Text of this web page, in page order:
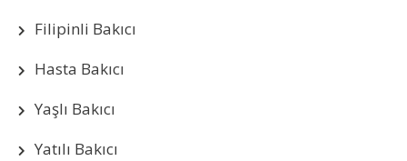
Filipinli Bakıcı
Hasta Bakıcı
Yaşlı Bakıcı
Yatılı Bakıcı